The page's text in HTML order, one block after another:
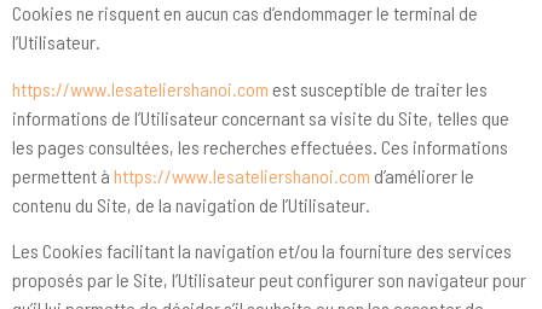
Cookies ne risquent en aucun cas d’endommager le terminal de
l’Utilisateur.
https://www.lesateliershanoi.com est susceptible de traiter les
informations de l’Utilisateur concernant sa visite du Site, telles que
les pages consultées, les recherches effectuées. Ces informations
permettent à https://www.lesateliershanoi.com d’améliorer le
contenu du Site, de la navigation de l’Utilisateur.
Les Cookies facilitant la navigation et/ou la fourniture des services
proposés par le Site, l’Utilisateur peut configurer son navigateur pour